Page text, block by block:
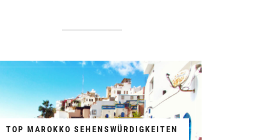
TOP MAROKKO SEHENSWÜRDIGKEITEN